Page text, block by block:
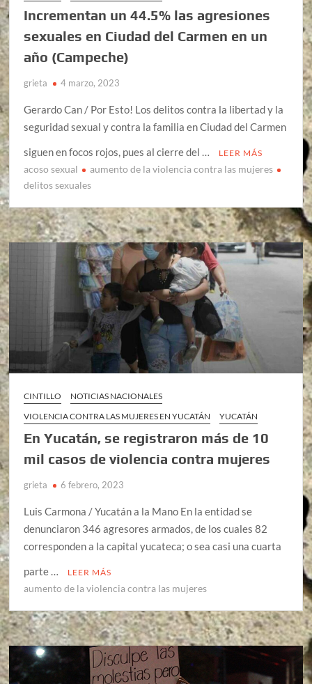
Incrementan un 44.5% las agresiones
sexuales en Ciudad del Carmen en un
año (Campeche)
grieta 4 marzo, 2023
Gerardo Can / Por Esto! Los delitos contra la libertad y la
seguridad sexual y contra la familia en Ciudad del Carmen
siguen en focos rojos, pues al cierre del …
LEER MÁS
acoso sexual
aumento de la violencia contra las mujeres
delitos sexuales
CINTILLO
NOTICIAS NACIONALES
VIOLENCIA CONTRA LAS MUJERES EN YUCATÁN
YUCATÁN
En Yucatán, se registraron más de 10
mil casos de violencia contra mujeres
grieta 6 febrero, 2023
Luis Carmona / Yucatán a la Mano En la entidad se
denunciaron 346 agresores armados, de los cuales 82
corresponden a la capital yucateca; o sea casi una cuarta
parte …
LEER MÁS
aumento de la violencia contra las mujeres